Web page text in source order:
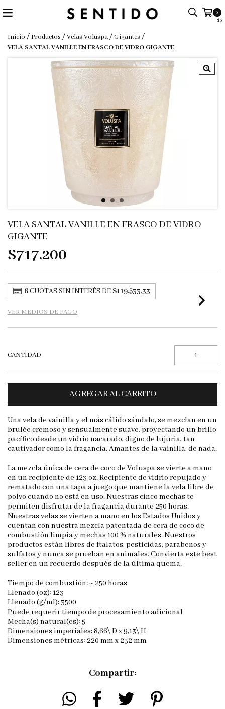
0
$0
Inicio / Productos /Velas Voluspa/Gigantes /
VELA SANTAL VANILLE EN FRASCO DE VIDRO GIGANTE
VELA SANTAL VANILLE EN FRASCO DE VIDRO
GIGANTE
$717.200
6CUOTAS SIN INTERÉS DE$119.533,33
VER MEDIOS DE PAGO
CANTIDAD
Una vela de vainilla y el más cálido sándalo, se mezclan en un
brulée cremoso y sensualmente suave, proyectando un brillo
pacífico desde un vidrio nacarado, digno de lujuria, tan
cautivador como la fragancia. Amantes de la vainilla, de nada.
La mezcla única de cera de coco de Voluspa se vierte a mano
en un recipiente de 123 oz. Recipiente de vidrio repujado y
rematado con una tapa a juego que mantiene la vela libre de
polvo cuando no está en uso. Nuestras cinco mechas te
permiten disfrutar de la fragancia durante 250 horas.
Nuestras velas se vierten a mano en los Estados Unidos y
cuentan con nuestra mezcla patentada de cera de coco de
combustión limpia y mechas 100 % naturales. Nuestros
productos están libres de ftalatos, pesticidas, parabenos y
sulfatos y nunca se prueban en animales. Convierta este best
seller en un recuerdo después de la última quema.
Tiempo de combustión: ~ 250 horas
Llenado (oz): 123
Llenado (g/ml): 3500
Puede requerir tiempo de procesamiento adicional
Mecha(s) natural(es): 5
Dimensiones imperiales: 8,66\ D x 9,13\ H
Dimensiones métricas: 220 mm x 232 mm
Compartir: